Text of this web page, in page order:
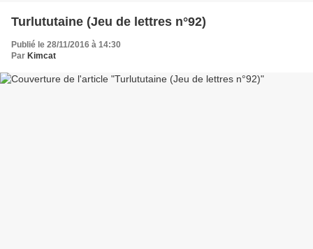
Turlututaine (Jeu de lettres n°92)
Publié le 28/11/2016 à 14:30
Par Kimcat